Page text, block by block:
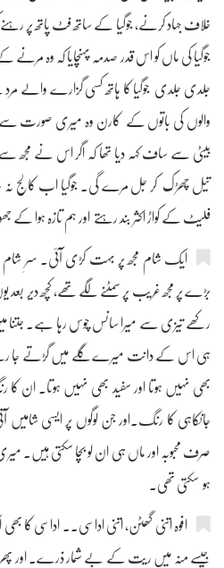
خلاف جہاد کرنے، جوگیا کے ساتھ فٹ پاتھ پر
جوگیا کی ماں کو اس قدر صدمہ پہنچایا کہ وہ
جلدی جلدی جوگیا کا ہاتھ کسی گزارے
والوں کی باتوں کے کارن وہ میری صورت سے
بیٹی سے ساف کہہ دیا تھا کہ اگر اس نے مجھ
تیل چھڑک کر جل مرے گی۔ جوگیا اب کالج نہ
فلیٹ کے کواڑ اکثر بند رہتے اور ہم تازہ ہوا
ایک شام مجھ پر بہت کڑی آئی۔ سرِ
بڑے پر مجھ غریب پر سمٹنے لگے تھے، کچھ دیر بعد
رکھے تیزی سے میرا سانس چوس رہا ہے۔ جتنا
ہی اس کے دانت میرے گلے میں گڑتے جا
بھی نہیں ہوتا اور سفید بھی نہیں ہوتا۔
جانکاہی کا رنگ۔اور جن لوگوں پر ایسی شامیں
صرف محبوبہ اور ماں ہی ان لو بچا سکتی ہیں۔
ہو سکتی تھی۔
افوہ اتنی گھٹن، اتنی اداسی۔۔ اداسی کا
جیسے منہ میں ریت کے بے شمار ذرے۔ اور